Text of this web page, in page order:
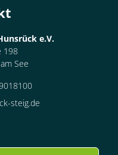
e.V.
198
See
steig.de